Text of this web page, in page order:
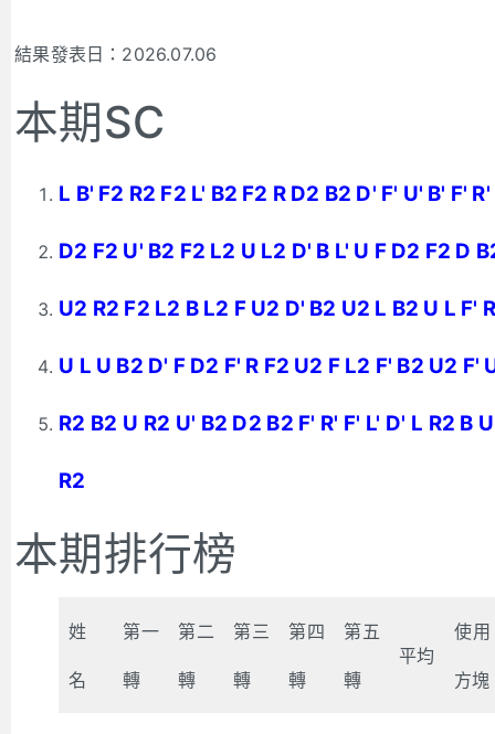
結果發表日：2026.07.06
本期SC
L B' F2 R2 F2 L' B2 F2 R D2 B2 D' F' U' B' F' R'
D2 F2 U' B2 F2 L2 U L2 D' B L' U F D2 F2 D
U2 R2 F2 L2 B L2 F U2 D' B2 U2 L B2 U L F'
U L U B2 D' F D2 F' R F2 U2 F L2 F' B2 U2 F'
R2 B2 U R2 U' B2 D2 B2 F' R' F' L' D' L R2 B
R2
本期排行榜
姓
名
第一
轉
第二
轉
第三
轉
第四
轉
第五
轉
平均
使用
方塊